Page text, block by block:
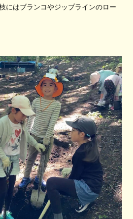
にはブランコやジップラインのロー